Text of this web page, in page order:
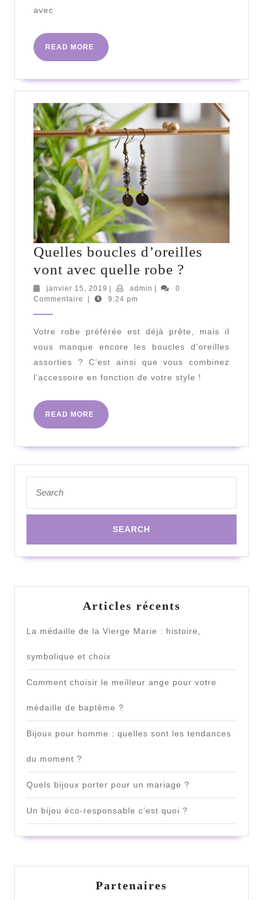
avec
READ MORE
READ
MORE
Quelles boucles d’oreilles
vont avec quelle robe ?
avec
quelle
robe
janvier 15, 2019 janvier
15,
admin admin
0
Commentaire
9:24 pm
Votre robe préférée est déjà prête, mais il
vous manque encore les boucles d’oreilles
assorties ? C’est ainsi que vous combinez
l’accessoire en fonction de votre style !
READ MORE
READ
MORE
for:
Articles récents
La médaille de la Vierge Marie : histoire,
symbolique et choix
Comment choisir le meilleur ange pour votre
médaille de baptême ?
Bijoux pour homme : quelles sont les tendances
du moment ?
Quels bijoux porter pour un mariage ?
Un bijou éco-responsable c’est quoi ?
Partenaires